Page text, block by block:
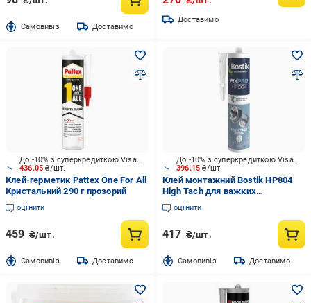
Cамовивіз Доставимо
Доставимо
436.05₴/шт.
До -10% з суперкредиткою Visa Вигода
Клей-герметик Pattex One For All
Кристальний 290 г прозорий
оцінити
459 ₴/шт.
Cамовивіз Доставимо
396.15₴/шт.
До -10% з суперкредиткою Visa Вигода
Клей монтажний Bostik HP804
High Tach для важких
конструкцій 290 мл білий
оцінити
417 ₴/шт.
Cамовивіз Доставимо